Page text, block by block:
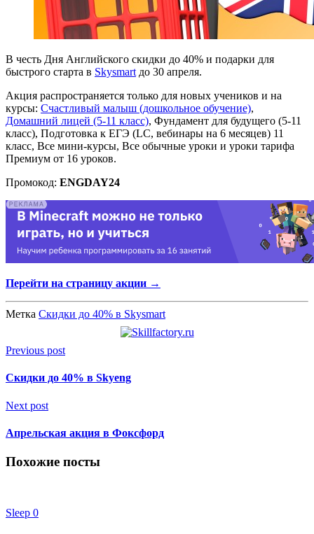
В честь Дня Английского скидки до 40% и подарки для
быстрого старта в Skysmart до 30 апреля.
Акция распространяется только для новых учеников и на
курсы: Счастливый малыш (дошкольное обучение),
Домашний лицей (5-11 класс), Фундамент для будущего (5-11
класс), Подготовка к ЕГЭ (LC, вебинары на 6 месяцев) 11
класс, Все мини-курсы, Все обычные уроки и уроки тарифа
Премиум от 16 уроков.
Промокод: ENGDAY24
Перейти на страницу акции →
Метка Скидки до 40% в Skysmart
Previous post
Скидки до 40% в Skyeng
Next post
Апрельская акция в Фоксфорд
Похожие посты
Sleep 0